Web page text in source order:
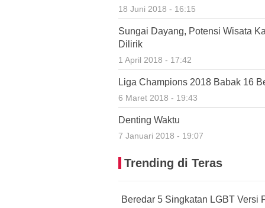
18 Juni 2018 - 16:15
Sungai Dayang, Potensi Wisata
Dilirik
1 April 2018 - 17:42
Liga Champions 2018 Babak 16
6 Maret 2018 - 19:43
Denting Waktu
7 Januari 2018 - 19:07
Trending di Teras
Beredar 5 Singkatan LGBT Versi